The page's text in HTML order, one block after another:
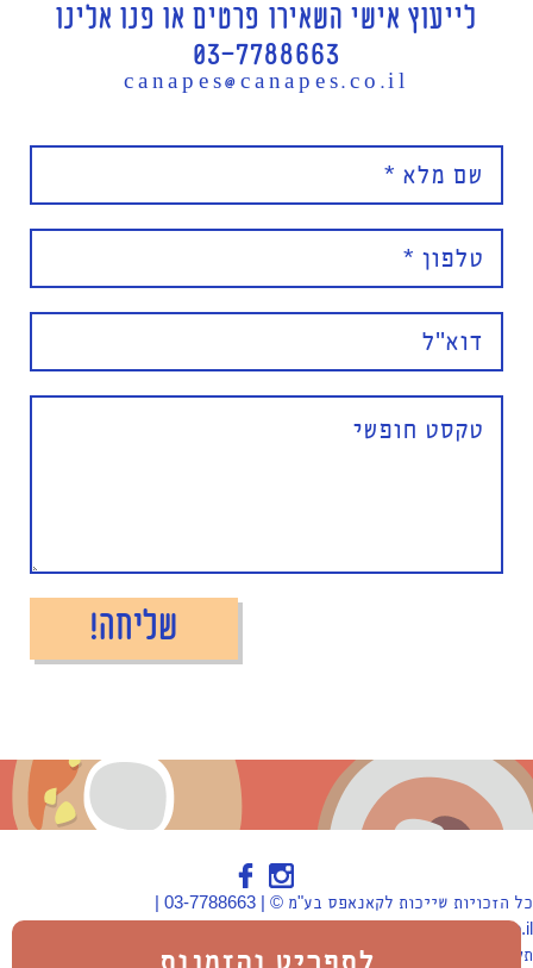
לתפריט והזמנות
לייעוץ אישי השאירו פרטים או פנו אלינו
03-7788663
canapes@canapes.co.il
כל הזכויות שייכות לקאנאפס בע"מ © | 03-7788663 |
canapes@canapes.co.il | הרכב 5, פתח תקווה
תקנון
|מפת אתר|צור קשר|כתבות